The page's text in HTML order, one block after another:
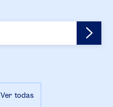
Ver todas